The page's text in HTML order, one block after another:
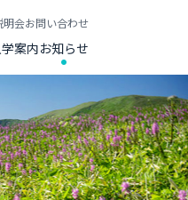
明会お問い合わせ
案内お知らせ